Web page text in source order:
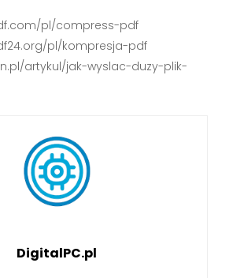
pl/compress-pdf
pl/kompresja-pdf
artykul/jak-wyslac-duzy-plik-
DigitalPC.pl